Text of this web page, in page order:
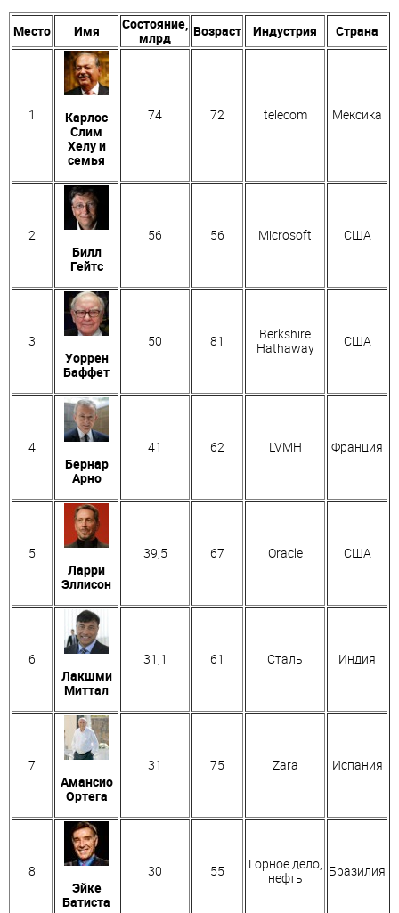
Место Имя
Состояние,
млрд
Возраст Индустрия Страна
1
Карлос
Слим
Хелу и
семья
74 72 telecom Мексика
2
Билл
Гейтс
56 56 Microsoft США
3
Уоррен
Баффет
50 81
Berkshire
Hathaway
США
4
Бернар
Арно
41 62 LVMH Франция
5
Ларри
Эллисон
39,5 67 Oracle США
6
Лакшми
Миттал
31,1 61 Сталь Индия
7
Амансио
Ортега
31 75 Zara Испания
8
Эйке
Батиста
30 55
Горное дело,
нефть
Бразилия